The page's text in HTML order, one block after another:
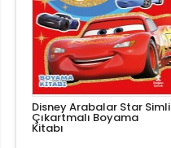
Disney Arabalar Star Simli
Çıkartmalı Boyama
Kitabı